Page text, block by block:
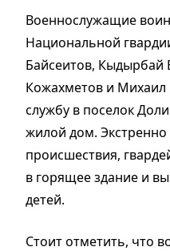
Военнослужащие
Национальной
Байсеитов, Кыдырбай
Кожахметов и Михаил
службу в поселок
жилой дом.
происшествия,
в горящее здание и
детей.
Стоит отметить, что